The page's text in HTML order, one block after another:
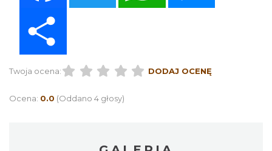
Twoja ocena: DODAJ OCENĘ
Ocena: 0.0 (Oddano 4 głosy)